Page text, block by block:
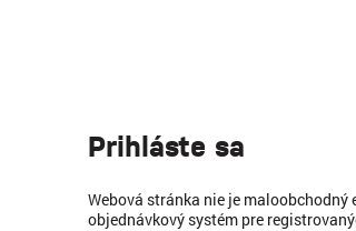
Prihláste sa
Webová stránka nie je maloobchodný
objednávkový systém pre